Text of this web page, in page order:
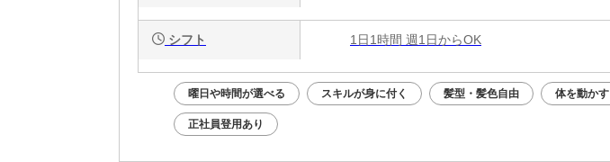
シフト 1日1時間 週1日からOK
曜日や時間が選べる スキルが身に付く 髪型・髪色自由 体を動かす
正社員登用あり